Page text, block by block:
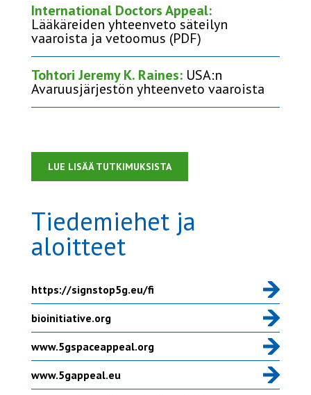
International Doctors Appeal:
Lääkäreiden yhteenveto säteilyn
vaaroista ja vetoomus (PDF)
Tohtori Jeremy K. Raines: USA:n
Avaruusjärjestön yhteenveto vaaroista
LUE LISÄÄ TUTKIMUKSISTA
Tiedemiehet ja
aloitteet
https://signstop5g.eu/fi
bioinitiative.org
www.5gspaceappeal.org
www.5gappeal.eu